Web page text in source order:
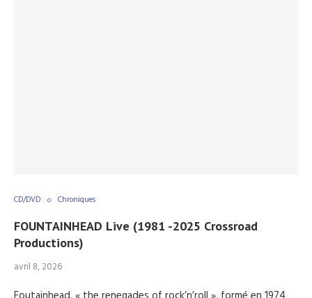
CD/DVD Chroniques
FOUNTAINHEAD Live (1981 -2025 Crossroad
Productions)
avril 8, 2026